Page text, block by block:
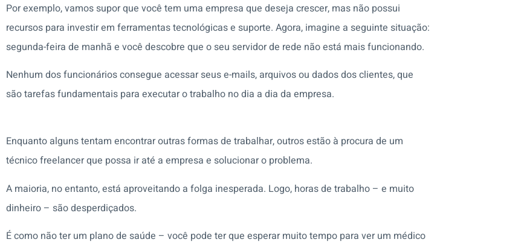
Por exemplo, vamos supor que você tem uma empresa que deseja crescer, mas não possui
recursos para investir em ferramentas tecnológicas e suporte. Agora, imagine a seguinte situação:
segunda-feira de manhã e você descobre que o seu servidor de rede não está mais funcionando.
Nenhum dos funcionários consegue acessar seus e-mails, arquivos ou dados dos clientes, que
são tarefas fundamentais para executar o trabalho no dia a dia da empresa.
Enquanto alguns tentam encontrar outras formas de trabalhar, outros estão à procura de um
técnico freelancer que possa ir até a empresa e solucionar o problema.
A maioria, no entanto, está aproveitando a folga inesperada. Logo, horas de trabalho – e muito
dinheiro – são desperdiçados.
É como não ter um plano de saúde – você pode ter que esperar muito tempo para ver um médico